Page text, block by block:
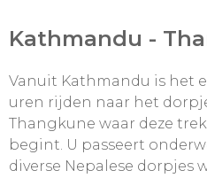
van
Kathmandu -
Vanuit Kathmandu is het
uren rijden naar het
Thangkune waar deze
begint. U passeert
diverse Nepalese dorpjes